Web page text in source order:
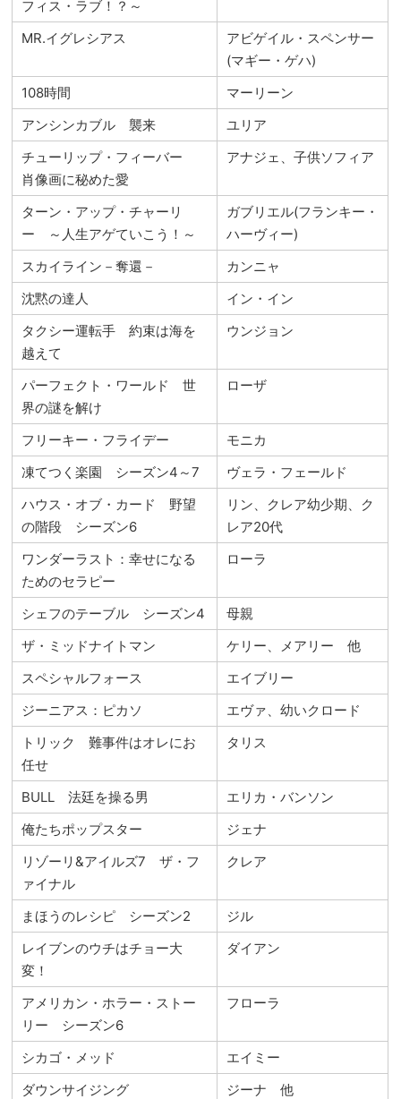
フィス・ラブ！？～
MR.イグレシアス
アビゲイル・スペンサー
(マギー・ゲハ)
108時間
マーリーン
アンシンカブル 襲来
ユリア
チューリップ・フィーバー
肖像画に秘めた愛
アナジェ、子供ソフィア
ターン・アップ・チャーリ
ー ～人生アゲていこう！～
ガブリエル(フランキー・
ハーヴィー)
スカイライン－奪還－
カンニャ
沈黙の達人
イン・イン
タクシー運転手 約束は海を
越えて
ウンジョン
パーフェクト・ワールド 世
界の謎を解け
ローザ
フリーキー・フライデー
モニカ
凍てつく楽園 シーズン4～7
ヴェラ・フェールド
ハウス・オブ・カード 野望
の階段 シーズン6
リン、クレア幼少期、ク
レア20代
ワンダーラスト：幸せになる
ためのセラピー
ローラ
シェフのテーブル シーズン4
母親
ザ・ミッドナイトマン
ケリー、メアリー 他
スペシャルフォース
エイブリー
ジーニアス：ピカソ
エヴァ、幼いクロード
トリック 難事件はオレにお
任せ
タリス
BULL 法廷を操る男
エリカ・バンソン
俺たちポップスター
ジェナ
リゾーリ&アイルズ7 ザ・フ
ァイナル
クレア
まほうのレシピ シーズン2
ジル
レイブンのウチはチョー大
変！
ダイアン
アメリカン・ホラー・ストー
リー シーズン6
フローラ
シカゴ・メッド
エイミー
ダウンサイジング
ジーナ 他